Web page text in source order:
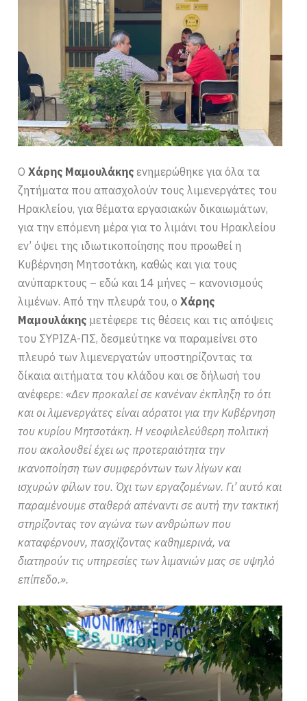
Ο Χάρης Μαμουλάκης ενημερώθηκε για όλα τα
ζητήματα που απασχολούν τους λιμενεργάτες του
Ηρακλείου, για θέματα εργασιακών δικαιωμάτων,
για την επόμενη μέρα για το λιμάνι του Ηρακλείου
εν’ όψει της ιδιωτικοποίησης που προωθεί η
Κυβέρνηση Μητσοτάκη, καθώς και για τους
ανύπαρκτους – εδώ και 14 μήνες – κανονισμούς
λιμένων. Από την πλευρά του, οΧάρης
Μαμουλάκης μετέφερε τις θέσεις και τις απόψεις
του ΣΥΡΙΖΑ-ΠΣ, δεσμεύτηκε να παραμείνει στο
πλευρό των λιμενεργατών υποστηρίζοντας τα
δίκαια αιτήματα του κλάδου και σε δήλωσή του
ανέφερε:«Δεν προκαλεί σε κανέναν έκπληξη το ότι
και οι λιμενεργάτες είναι αόρατοι για την Κυβέρνηση
του κυρίου Μητσοτάκη. Η νεοφιλελεύθερη πολιτική
που ακολουθεί έχει ως προτεραιότητα την
ικανοποίηση των συμφερόντων των λίγων και
ισχυρών φίλων του. Όχι των εργαζομένων. Γι’ αυτό και
παραμένουμε σταθερά απέναντι σε αυτή την τακτική
στηρίζοντας τον αγώνα των ανθρώπων που
καταφέρνουν, πασχίζοντας καθημερινά, να
διατηρούν τις υπηρεσίες των λιμανιών μας σε υψηλό
επίπεδο.».